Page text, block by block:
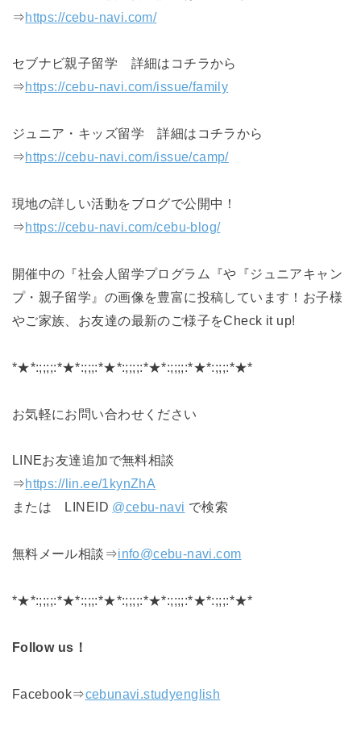
⇒https://cebu-navi.com/
セブナビ親子留学 詳細はコチラから
⇒https://cebu-navi.com/issue/family
ジュニア・キッズ留学 詳細はコチラから
⇒https://cebu-navi.com/issue/camp/
現地の詳しい活動‍‍‍をブログで公開中！
⇒https://cebu-navi.com/cebu-blog/
開催中の『社会人留学プログラム『や『ジュニアキャン
プ・親子留学』の画像を豊富に投稿しています！お子様
やご家族、お友達の最新のご様子をCheck it up!
*★*:;;;;:*★*:;;;:*★*:;;;;:*★*:;;;;:*★*:;;;:*★*
お気軽にお問い合わせください
LINEお友達追加で無料相談
⇒https://lin.ee/1kynZhA
または LINEID @cebu-navi で検索
無料メール相談⇒info@cebu-navi.com
*★*:;;;;:*★*:;;;:*★*:;;;;:*★*:;;;;:*★*:;;;:*★*
Follow us！
Facebook⇒cebunavi.studyenglish